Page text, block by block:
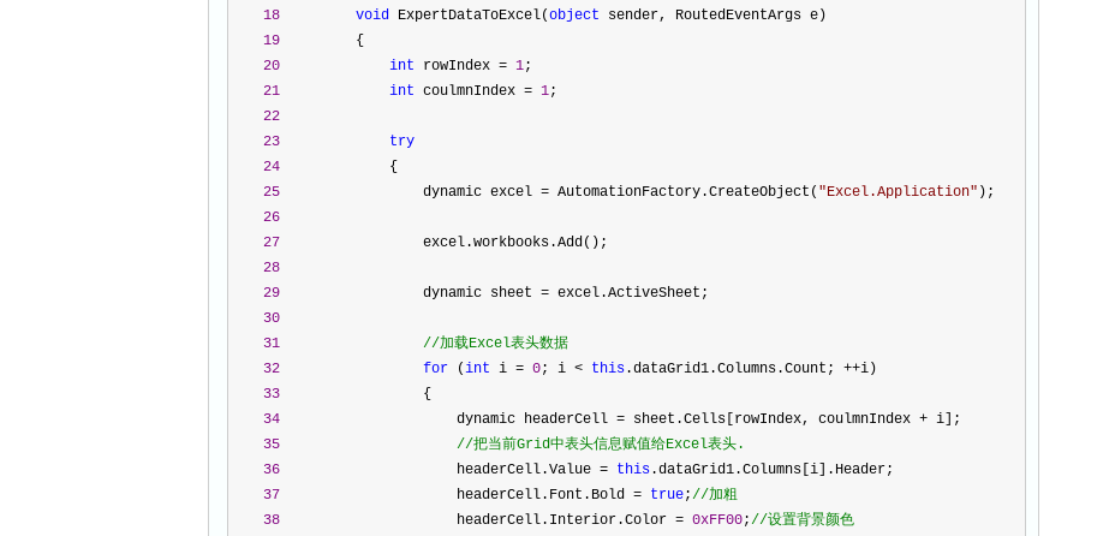
18
void ExpertDataToExcel(object sender, RoutedEventArgs e)
19
         {
20
int rowIndex = 1;
21
int coulmnIndex = 1;
22
23
try
24
             {
25
                 dynamic excel
= AutomationFactory.CreateObject( "Excel.Application" );
26
27
                 excel.workbooks.Add();
28
29
                 dynamic sheet
= excel.ActiveSheet;
30
31
//加载Excel表头数据
32
for (int i = 0; i < this.dataGrid1.Columns.Count; ++i)
33
                 {
34
                     dynamic headerCell
= sheet.Cells[rowIndex, coulmnIndex + i];
35
//把当前Grid中表头信息赋值给Excel表头.
36
                     headerCell.Value
= this.dataGrid1.Columns[i].Header;
37
                     headerCell.Font.Bold
= true;//加粗
38
                     headerCell.Interior.Color
= 0xFF00;//设置背景颜色